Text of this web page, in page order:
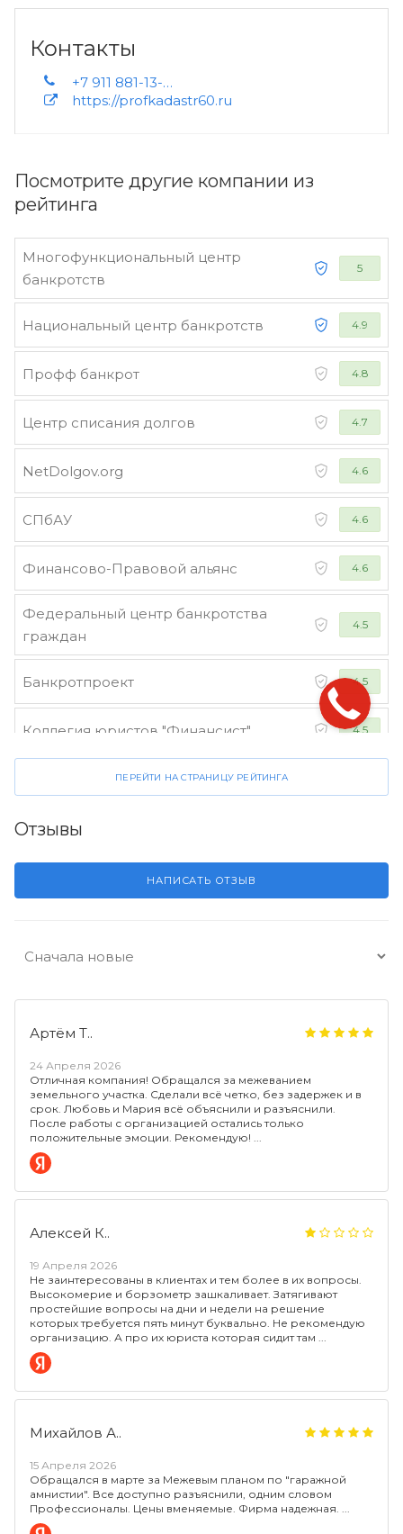
Посмотрите другие компании из
рейтинга
Многофункциональный центр
банкротств
5
Национальный центр банкротств 4.9
Профф банкрот 4.8
Центр списания долгов 4.7
NetDolgov.org 4.6
СПбАУ 4.6
Финансово-Правовой альянс 4.6
Федеральный центр банкротства
граждан
4.5
Банкротпроект 4.5
Коллегия юристов "Финансист" 4.5
ПЕРЕЙТИ НА СТРАНИЦУ РЕЙТИНГА
Отзывы
НАПИСАТЬ ОТЗЫВ
Артём Т..
24 Апреля 2026
Отличная компания! Обращался за межеванием
земельного участка. Сделали всё четко, без задержек и в
срок. Любовь и Мария всё объяснили и разъяснили.
После работы с организацией остались только
положительные эмоции. Рекомендую!
Алексей К..
19 Апреля 2026
Не заинтересованы в клиентах и тем более в их вопросы.
Высокомерие и борзометр зашкаливает. Затягивают
простейшие вопросы на дни и недели на решение
которых требуется пять минут буквально. Не рекомендую
организацию. А про их юриста которая сидит там
Михайлов А..
15 Апреля 2026
Обращался в марте за Межевым планом по "гаражной
амнистии". Все доступно разъяснили, одним словом
Профессионалы. Цены вменяемые. Фирма надежная.
Контакты
+7 911 881-13-26 +7 (8112) 60-56-25 +7 (8112) 72-28-09 +7 909 576-94-65
https://profkadastr60.ru